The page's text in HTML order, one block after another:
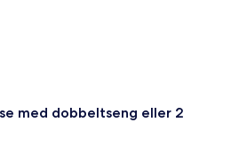
med dobbeltseng eller 2